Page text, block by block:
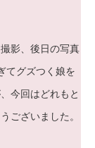
影、後日の写真
てグズつく娘を
今回はどれもと
ございました。